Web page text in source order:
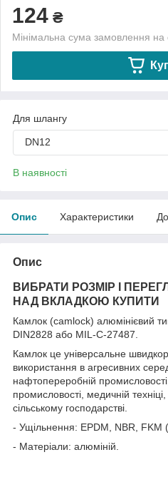
124 ₴
Мінімальна сума замовлення
Для шлангу
DN12
В наявності
Опис Характеристики
Опис
ВИБРАТИ РОЗМІР І
НАД ВКЛАДКОЮ КУПИТИ
Камлок (camlock) алюмінієвий
DIN2828 або MIL-C-27487.
Камлок це універсальне
використання в агресивних
нафтопереробній
промисловості, медичній
сільському господарстві.
- Ущільнення: EPDM, NBR, FKM
- Матеріали: алюміній.